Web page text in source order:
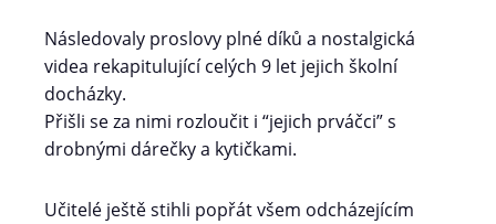
Následovaly proslovy plné díků a nostalgická
videa rekapitulující celých 9 let jejich školní
docházky.
Přišli se za nimi rozloučit i “jejich prváčci” s
drobnými dárečky a kytičkami.
Učitelé ještě stihli popřát všem odcházejícím